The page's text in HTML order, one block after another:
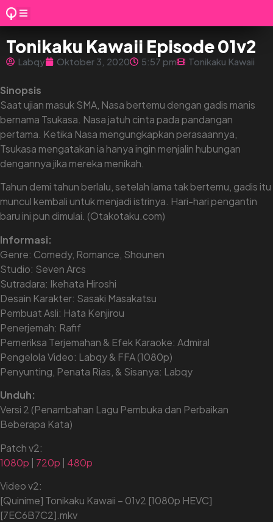
Tonikaku Kawaii Episode 01v2
Labqy Oktober 3, 2020 5:57 pm Tonikaku Kawaii
Sinopsis
Saat ujian masuk SMA, Nasa bertemu dengan gadis manis
bernama Tsukasa. Nasa jatuh cinta pada pandangan
pertama. Ketika Nasa mengungkapkan perasaannya,
Tsukasa mengatakan ia hanya ingin menjalin hubungan
dengannya jika mereka menikah.
Tahun demi tahun berlalu, setelah lama tak bertemu, gadis itu
muncul kembali untuk menjadi istrinya. Hari-hari pengantin
baru ini pun dimulai. (Otakotaku.com)
Informasi:
Genre: Comedy, Romance, Shounen
Studio: Seven Arcs
Sutradara: Ikehata Hiroshi
Desain Karakter: Sasaki Masakatsu
Pembuat Asli: Hata Kenjirou
Penerjemah: Rafif
Pemeriksa Terjemahan & Efek Karaoke: Admiral
Pengelola Video: Labqy & FFA (1080p)
Penyunting, Penata Rias, & Sisanya: Labqy
Unduh:
Versi 2 (Penambahan Lagu Pembuka dan Perbaikan
Beberapa Kata)
Patch v2:
1080p | 720p | 480p
Video v2:
[Quinime] Tonikaku Kawaii – 01v2 [1080p HEVC]
[7EC6B7C2].mkv